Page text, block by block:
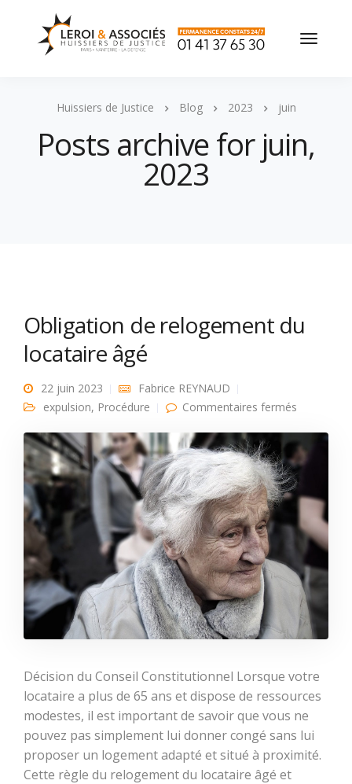
Huissiers de Justice Blog 2023 juin
Posts archive for juin,
2023
Obligation de relogement du
locataire âgé
22 juin 2023
Fabrice REYNAUD
expulsion, Procédure Commentaires fermés
du
locataire
âgé
Décision du Conseil Constitutionnel Lorsque votre
locataire a plus de 65 ans et dispose de ressources
modestes, il est important de savoir que vous ne
pouvez pas simplement lui donner congé sans lui
proposer un logement adapté et situé à proximité.
Cette règle du relogement du locataire âgé et